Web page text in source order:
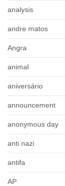
analysis
andre matos
Angra
animal
aniversário
announcement
anonymous day
anti nazi
antifa
AP